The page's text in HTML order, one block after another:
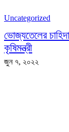
Uncategorized
ভোজ্যতেলের
কৃষিমন্ত্রী
জুন ৭, ২০২২